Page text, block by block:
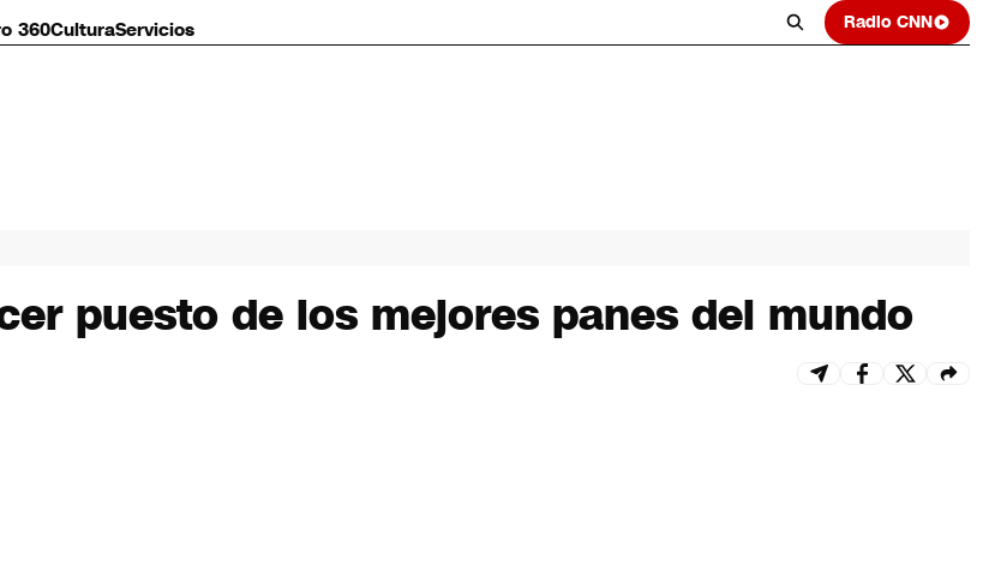
360CulturaServicios Radio CNN
puesto de los mejores panes del mundo